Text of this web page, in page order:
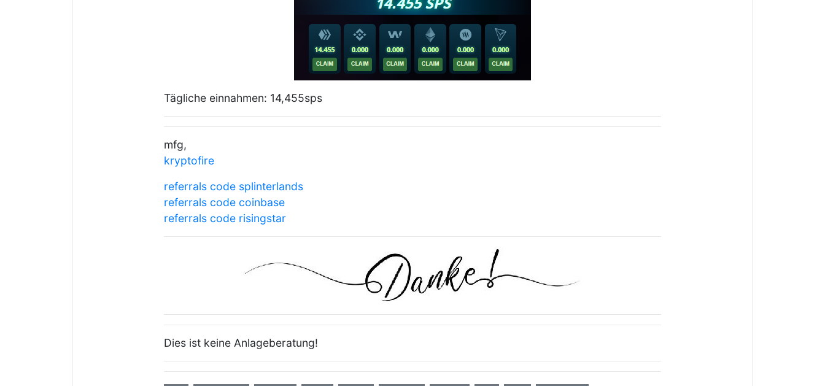
Tägliche einnahmen: 14,455sps
mfg,
kryptofire
referrals code splinterlands
referrals code coinbase
referrals code risingstar
Dies ist keine Anlageberatung!